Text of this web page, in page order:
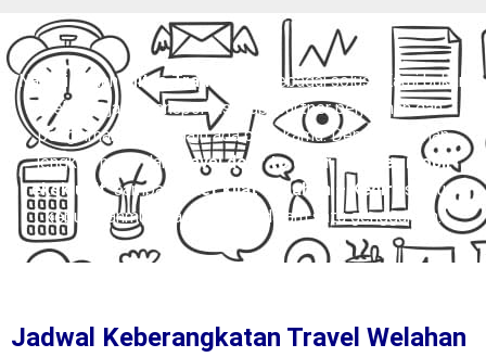
Nah, di sinilah Mitra Trans
hadir sebagai solusi. Kami bukan
sekadar jasa transportasi, tapi partner perjalanan dan
pengiriman yang selalu ada buat kamu. Dengan layanan
lengkap mulai dari
travel door to door,
charter mobil
eksklusif, sampai paket kilat Welahan – Kediri , semua
kebutuhanmu bisa terpenuhi dalam satu genggaman.
Jadwal Keberangkatan Travel Welahan